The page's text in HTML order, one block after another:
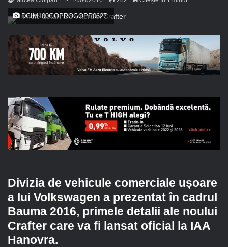
DCIM100GOPROGOPR0627.
Divizia de vehicule comerciale ușoare
a lui Volkswagen a prezentat în cadrul
Bauma 2016, primele detalii ale noului
Crafter care va fi lansat oficial la IAA
Hanovra.